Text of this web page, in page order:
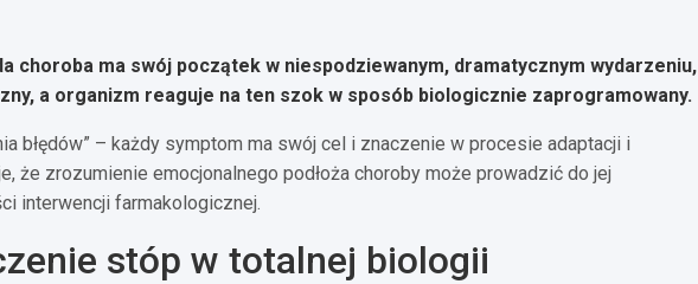
choroba ma swój początek w niespodziewanym, dramatycznym wydarzeniu,
a organizm reaguje na ten szok w sposób biologicznie zaprogramowany.
błędów” – każdy symptom ma swój cel i znaczenie w procesie adaptacji i
że zrozumienie emocjonalnego podłoża choroby może prowadzić do jej
interwencji farmakologicznej.
stóp w totalnej biologii